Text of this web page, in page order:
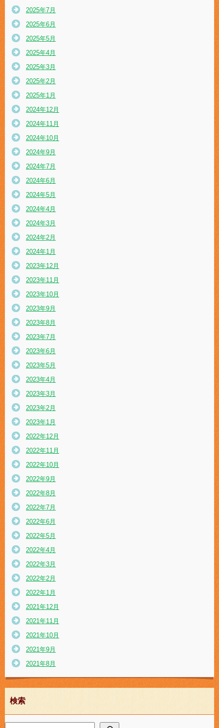
2025年7月
2025年6月
2025年5月
2025年4月
2025年3月
2025年2月
2025年1月
2024年12月
2024年11月
2024年10月
2024年9月
2024年7月
2024年6月
2024年5月
2024年4月
2024年3月
2024年2月
2024年1月
2023年12月
2023年11月
2023年10月
2023年9月
2023年8月
2023年7月
2023年6月
2023年5月
2023年4月
2023年3月
2023年2月
2023年1月
2022年12月
2022年11月
2022年10月
2022年9月
2022年8月
2022年7月
2022年6月
2022年5月
2022年4月
2022年3月
2022年2月
2022年1月
2021年12月
2021年11月
2021年10月
2021年9月
2021年8月
検索